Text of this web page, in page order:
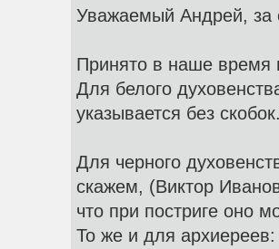
Уважаемый Андрей, за
Принято в наше время
Для белого
указывается без
Для черного
скажем, (Виктор
что при постриге оно
То же и для